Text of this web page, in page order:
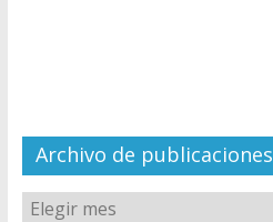
el
Archivo de publicaciones